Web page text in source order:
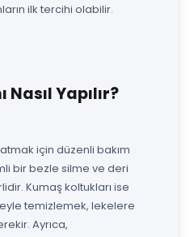
ilk tercihi olabilir.
Nasıl Yapılır?
için düzenli bakım
bir bezle silme ve deri
Kumaş koltukları ise
temizlemek, lekelere
Ayrıca,